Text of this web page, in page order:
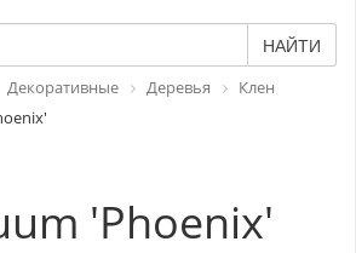
НАЙТИ
Декоративные Деревья
Клен
'Phoenix'